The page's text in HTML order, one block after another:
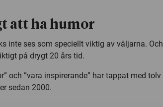
att ha humor
inte ses som speciellt viktig av väljarna. Och
på drygt 20 års tid.
och ”vara inspirerande” har tappat med tolv
sedan 2000.